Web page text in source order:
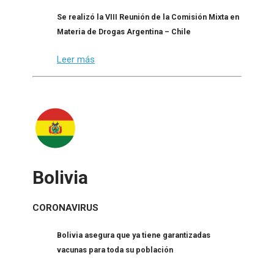
Se realizó la VIII Reunión de la Comisión Mixta en
Materia de Drogas Argentina – Chile
Leer más
Bolivia
CORONAVIRUS
Bolivia asegura que ya tiene garantizadas
vacunas para toda su población